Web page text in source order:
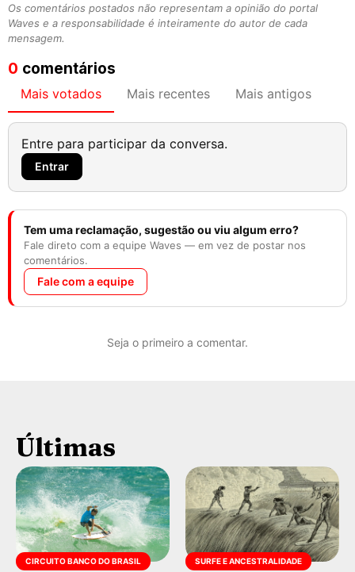
Os comentários postados não representam a opinião do portal
Waves e a responsabilidade é inteiramente do autor de cada
mensagem.
0 comentários
Mais votados Mais recentes Mais antigos
Entre para participar da conversa.
Entrar
Tem uma reclamação, sugestão ou viu algum erro?
Fale direto com a equipe Waves — em vez de postar nos
comentários.
Fale com a equipe
Seja o primeiro a comentar.
Últimas
CIRCUITO BANCO DO BRASIL SURFE E ANCESTRALIDADE